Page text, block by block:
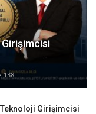
138
Girişimcisi